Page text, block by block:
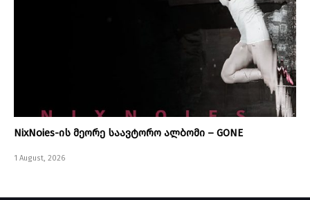
NixNoies-ის მეორე საავტორო ალბომი – GONE
1 August, 2026